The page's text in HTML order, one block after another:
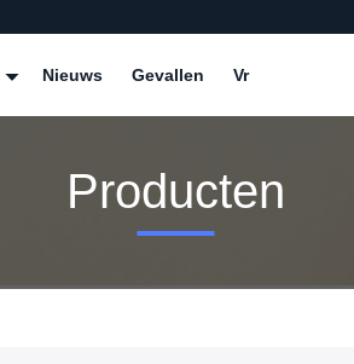
Nieuws Gevallen Vr
Producten